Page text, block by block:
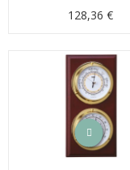
128,36 €